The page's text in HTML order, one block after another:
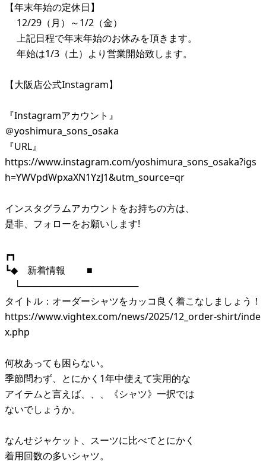
【年末年始の定休日】
12/29（月）～1/2（金）
上記日程で年末年始のお休みを頂きます。
年始は1/3（土）より営業開始致します。
【大阪店公式Instagram】
『Instagramアカウント』
＠yoshimura_sons_osaka
『URL』
https://www.instagram.com/yoshimura_sons_osaka?igs
h=YWVpdWpxaXN1YzJ1&utm_source=qr
インスタグラムアカウントをお持ちの方は、
是非、フォローをお願いします!
┏┓
┗◆ 新着情報 ■
└──────────────────
タイトル：オーダーシャツをカッコ良く着こなしましょう！
https://www.vightex.com/news/2025/12_order-shirt/inde
x.php
何枚あっても困らない。
季節問わず、とにかく1年中使えて実用的な
アイテムと言えば、、、《シャツ》一択では
ないでしょうか。
なんせジャケット、スーツに比べてとにかく
着用回数の多いシャツ。